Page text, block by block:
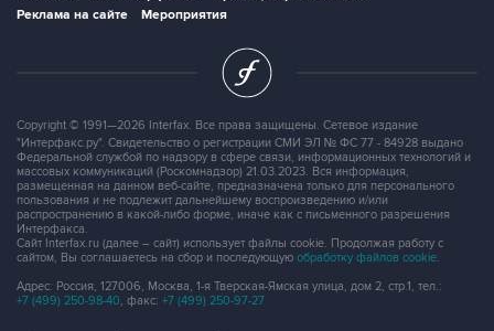
Реклама на сайте
Мероприятия
Copyright © 1991—2026 Interfax. Все права защищены. Сетевое издание
"Интерфакс.ру". Свидетельство о регистрации СМИ ЭЛ № ФС 77 - 84928 выдано
Федеральной службой по надзору в сфере связи, информационных технологий и
массовых коммуникаций (Роскомнадзор) 21.03.2023. Вся информация,
размещенная на данном веб-сайте, предназначена только для персонального
пользования и не подлежит дальнейшему воспроизведению и/или
распространению в какой-либо форме, иначе как с письменного разрешения
Интерфакса.
Сайт Interfax.ru (далее – сайт) использует файлы cookie. Продолжая работу с
сайтом, Вы соглашаетесь на сбор и последующую обработку файлов cookie.
Адрес: Россия, 127006, Москва, 1-я Тверская-Ямская улица, дом 2, стр.1, тел.:
+7 (499) 250-98-40, факс: +7 (499) 250-97-27